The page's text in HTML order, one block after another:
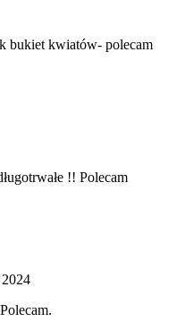
bukiet kwiatów- polecam
!! Polecam